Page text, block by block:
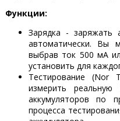
Функции:
Зарядка - заряжать
автоматически. Вы
выбрав ток 500 мА
установить для
Тестирование (Nor
измерить
аккумуляторов по
процесса